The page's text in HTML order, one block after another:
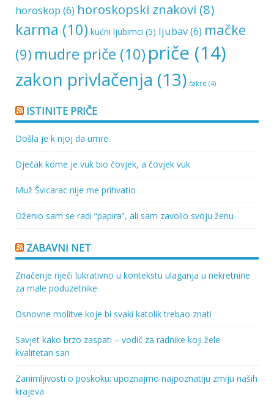
horoskop (6) horoskopski znakovi (8)
karma (10) kućni ljubimci (5) ljubav(6) mačke
(9) mudre priče (10) priče (14)
zakon privlačenja (13) čakre (4)
ISTINITE PRIČE
Došla je k njoj da umre
Dječak kome je vuk bio čovjek, a čovjek vuk
Muž Švicarac nije me prihvatio
Oženio sam se radi “papira”, ali sam zavolio svoju ženu
ZABAVNI NET
Značenje riječi lukrativno u kontekstu ulaganja u nekretnine
za male poduzetnike
Osnovne molitve koje bi svaki katolik trebao znati
Savjet kako brzo zaspati – vodič za radnike koji žele
kvalitetan san
Zanimljivosti o poskoku: upoznajmo najpoznatiju zmiju naših
krajeva